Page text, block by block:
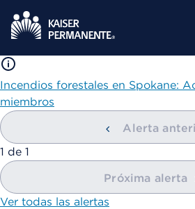
Incendios forestales en Spokane:
miembros
Alerta
mostrando
1 de 1
Próxima alerta
Ver todas las alertas